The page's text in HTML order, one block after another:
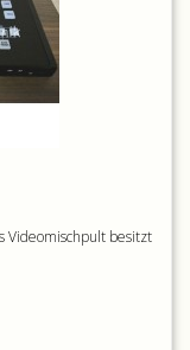
Videomischpult besitzt